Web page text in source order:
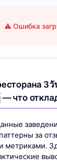
⚠️ Ошибка
3
— что
за
метриками.